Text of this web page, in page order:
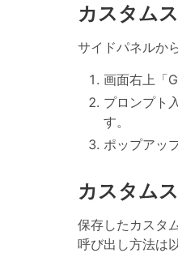
カスタム
サイドパネルか
画面右上「
プロンプト
す。
ポップアッ
カスタム
保存したカスタ
呼び出し方法は